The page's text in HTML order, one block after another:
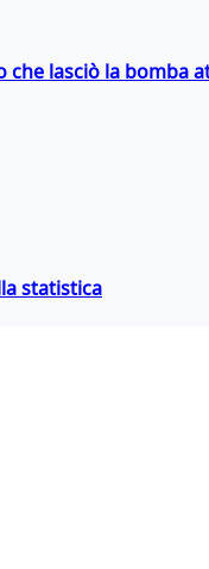
che lasciò la bomba
statistica